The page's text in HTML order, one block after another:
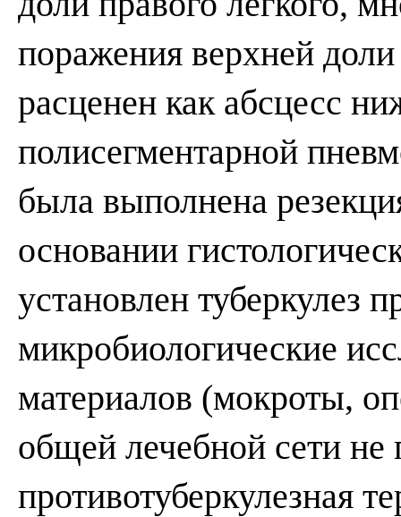
поражения верхней
расценен как абсцесс
полисегментарной
была выполнена
основании
установлен туберкулез
микробиологические
материалов (мокроты,
общей лечебной сети не
противотуберкулезная